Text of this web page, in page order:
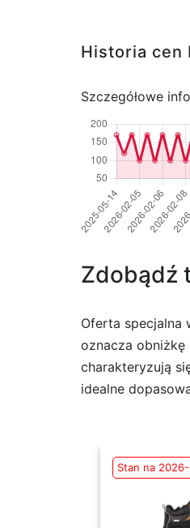
Historia cen
Szczegółowe
Zdobądź
Oferta specjalna
oznacza obniżkę
charakteryzują
idealne
Stan na